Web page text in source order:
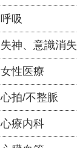
呼吸
失神、意識消失
女性医療
心拍/不整脈
心療内科